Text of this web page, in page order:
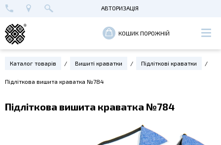
+38 (096) 652-89-00
МАЙСТЕРНЯ В КИЄВІ АВТОРИЗАЦІЯ
РЕЄСТРАЦІЯ
КОШИК ПОРОЖНІЙ
Каталог товарів Вишиті краватки Підліткові краватки
Підліткова вишита краватка №784
Підліткова вишита краватка №784